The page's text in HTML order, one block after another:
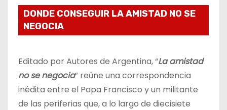
DONDE CONSEGUIR LA AMISTAD NO SE
NEGOCIA
Editado por Autores de Argentina, “La amistad
no se negocia” reúne una correspondencia
inédita entre el Papa Francisco y un militante
de las periferias que, a lo largo de diecisiete